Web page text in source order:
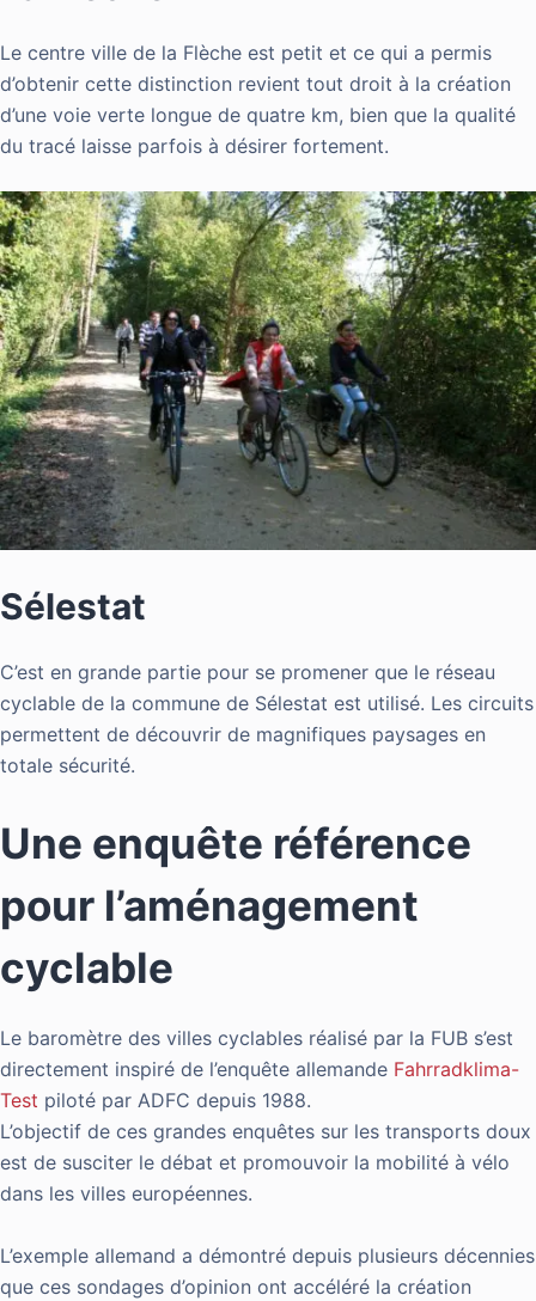
Le centre ville de la Flèche est petit et ce qui a permis
d’obtenir cette distinction revient tout droit à la création
d’une voie verte longue de quatre km, bien que la qualité
du tracé laisse parfois à désirer fortement.
Sélestat
C’est en grande partie pour se promener que le réseau
cyclable de la commune de Sélestat est utilisé. Les circuits
permettent de découvrir de magnifiques paysages en
totale sécurité.
Une enquête référence
pour l’aménagement
cyclable
Le baromètre des villes cyclables réalisé par la FUB s’est
directement inspiré de l’enquête allemande Fahrradklima-
Test piloté par ADFC depuis 1988.
L’objectif de ces grandes enquêtes sur les transports doux
est de susciter le débat et promouvoir la mobilité à vélo
dans les villes européennes.
L’exemple allemand a démontré depuis plusieurs décennies
que ces sondages d’opinion ont accéléré la création